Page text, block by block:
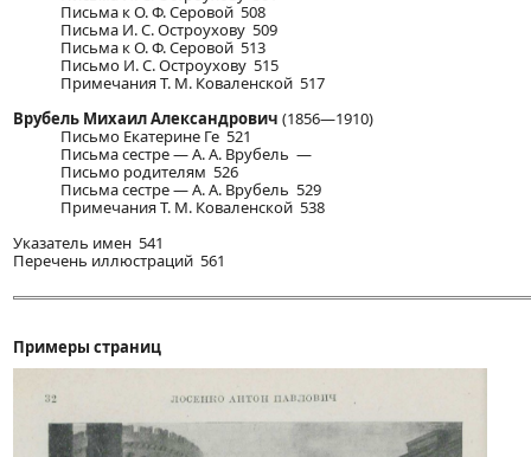
Письма к О. Ф. Серовой 508
Письма И. С. Остроухову 509
Письма к О. Ф. Серовой 513
Письмо И. С. Остроухову 515
Примечания Т. М. Коваленской 517
Врубель Михаил Александрович (1856—1910)
Письмо Екатерине Ге 521
Письма сестре — А. А. Врубель —
Письмо родителям 526
Письма сестре — А. А. Врубель 529
Примечания Т. М. Коваленской 538
Указатель имен 541
Перечень иллюстраций 561
Примеры страниц